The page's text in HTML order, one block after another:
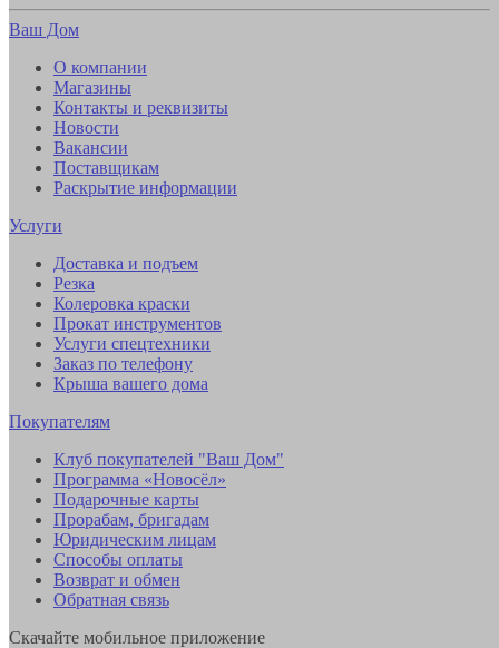
Ваш Дом
О компании
Магазины
Контакты и реквизиты
Новости
Вакансии
Поставщикам
Раскрытие информации
Услуги
Доставка и подъем
Резка
Колеровка краски
Прокат инструментов
Услуги спецтехники
Заказ по телефону
Крыша вашего дома
Покупателям
Клуб покупателей "Ваш Дом"
Программа «Новосёл»
Подарочные карты
Прорабам, бригадам
Юридическим лицам
Способы оплаты
Возврат и обмен
Обратная связь
Скачайте мобильное приложение